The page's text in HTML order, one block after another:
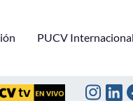
PUCV Internacional